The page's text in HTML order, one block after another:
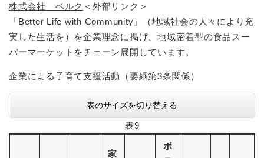
株式会社 ベルク ＜外部リンク＞
「Better Life with Community」（地域社会の人々により充
実した生活を）を企業理念に掲げ、地域密着型の食品スー
パーマーケットをチェーン展開しています。
企業による子育て支援活動（要綱第3条関係）
表のサイズを切り替える
表9
家
ボ